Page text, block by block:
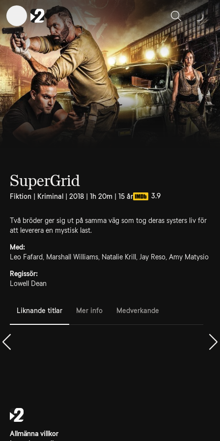
Sök
SuperGrid
Fiktion | Kriminal | 2018 | 1h 20m | 15 år 3.9
Två bröder ger sig ut på samma väg som tog deras systers liv för
att leverera en mystisk last.
Med:
Leo Fafard, Marshall Williams, Natalie Krill, Jay Reso, Amy Matysio
Regissör:
Lowell Dean
Liknande titlar Mer info Medverkande
Allmänna villkor